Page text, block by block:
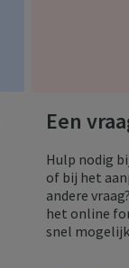
Een
Hulp nodig
of bij het
andere
het online
snel